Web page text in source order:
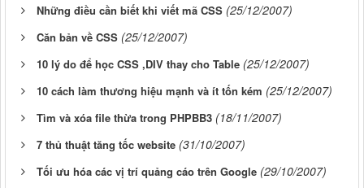
Những điều cần biết khi viết mã CSS (25/12/2007)
Căn bản về CSS (25/12/2007)
10 lý do để học CSS ,DIV thay cho Table (25/12/2007)
10 cách làm thương hiệu mạnh và ít tốn kém (25/12/2007)
Tìm và xóa file thừa trong PHPBB3 (18/11/2007)
7 thủ thuật tăng tốc website (31/10/2007)
Tối ưu hóa các vị trí quảng cáo trên Google (29/10/2007)